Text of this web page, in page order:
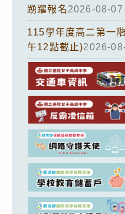
踴躍報名2026-08-07
115學年度高二第一
午12點截止)2026-